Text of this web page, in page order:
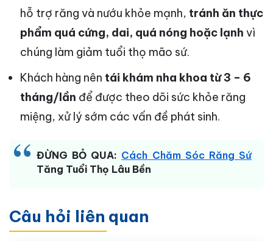
hỗ trợ răng và nướu khỏe mạnh, tránh ăn thực
phẩm quá cứng, dai, quá nóng hoặc lạnh vì
chúng làm giảm tuổi thọ mão sứ.
Khách hàng nên tái khám nha khoa từ 3 – 6
tháng/lần để được theo dõi sức khỏe răng
miệng, xử lý sớm các vấn đề phát sinh.
ĐỪNG BỎ QUA: Cách Chăm Sóc Răng Sứ
Tăng Tuổi Thọ Lâu Bền
Câu hỏi liên quan